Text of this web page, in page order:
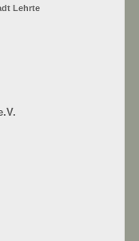
Lehrte